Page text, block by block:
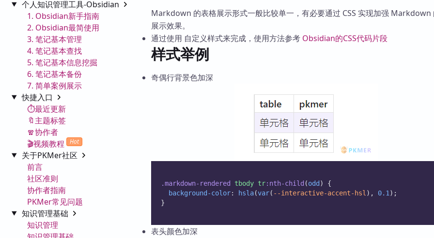
知识管理
个人知识管理工具-Obsidian
1. Obsidian新手指南
2. Obsidian最简使用
3. 笔记基本管理
4. 笔记基本查找
5. 笔记基本信息挖掘
6. 笔记基本备份
7. 简单案例展示
快捷入口
⏱️最近更新
🔖主题标签
🧣协作者
🎬视频教程
Hot
关于PKMer社区
前言
社区准则
协作者指南
PKMer常见问题
知识管理基础
知识管理
Markdown 的表格展示形式一般比较单一，有必要通过 CSS 实现加强 Markdown
展示效果。
通过使用 自定义样式来完成，使用方法参考 Obsidian的CSS代码片段
样式举例
奇偶行背景色加深
.markdown-rendered tbody tr:nth-child (odd ) {
background-color: hsla(var( --interactive-accent-hsl ), 0.1 );
}
表头颜色加深